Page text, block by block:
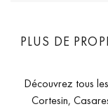
PLUS DE
Découvrez tous
Cortesin,